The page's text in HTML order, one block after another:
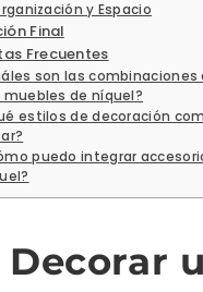
y Espacio
Final
Frecuentes
son las
muebles de níquel?
estilos de decoración
puedo integrar
Decorar